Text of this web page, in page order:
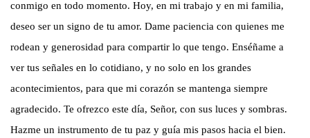
conmigo en todo momento. Hoy, en mi trabajo y en mi familia,
deseo ser un signo de tu amor. Dame paciencia con quienes me
rodean y generosidad para compartir lo que tengo. Enséñame a
ver tus señales en lo cotidiano, y no solo en los grandes
acontecimientos, para que mi corazón se mantenga siempre
agradecido. Te ofrezco este día, Señor, con sus luces y sombras.
Hazme un instrumento de tu paz y guía mis pasos hacia el bien.